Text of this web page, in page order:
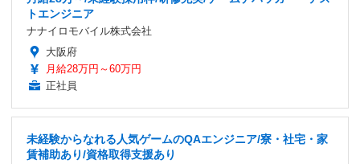
トエンジニア
ナナイロモバイル株式会社
大阪府
月給28万円～60万円
正社員
未経験からなれる人気ゲームのQAエンジニア/寮・社宅・家
賃補助あり/資格取得支援あり